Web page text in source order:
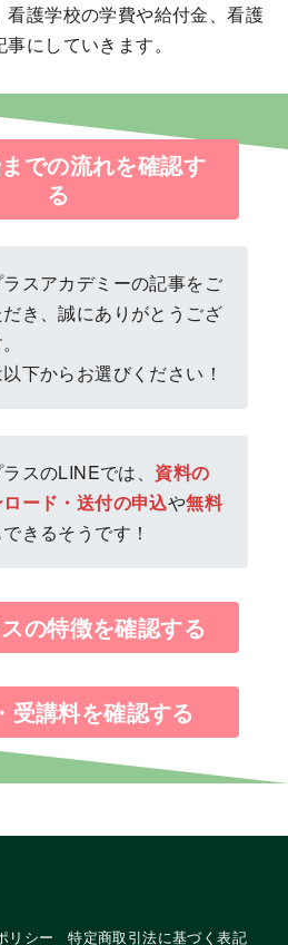
護学校の学費や給付金、看護
にしていきます。
での流れを確認す
る
スアカデミーの記事をご
き、誠にありがとうござ
下からお選びください！
スのLINEでは、 資料の
ード・送付の申込や無料
きるそうです！
の特徴を確認する
受講料を確認する
リシー 特定商取引法に基づく表記